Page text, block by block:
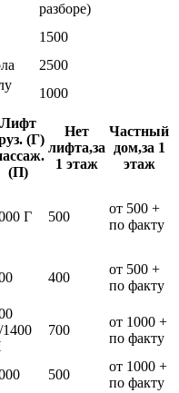
разборе)
1500
2500
1000
Лифт
(Г)
(П)
Нет
лифта,за
1 этаж
Частный
дом,за 1
этаж
Г 500
от 500 +
по факту
400
от 500 +
по факту
700
от 1000 +
по факту
500
от 1000 +
по факту